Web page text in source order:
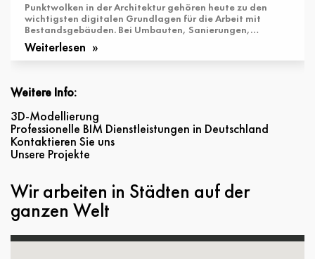
Punktwolken in der Architektur gehören heute zu den
wichtigsten digitalen Grundlagen für die Arbeit mit
Bestandsgebäuden. Bei Umbauten, Sanierungen,
Modernisierungen, Nutzungsänderungen ...
Weiterlesen
Weitere Info:
3D-Modellierung
Professionelle BIM Dienstleistungen in Deutschland
Kontaktieren Sie uns
Unsere Projekte
Wir arbeiten in Städten auf der
ganzen Welt